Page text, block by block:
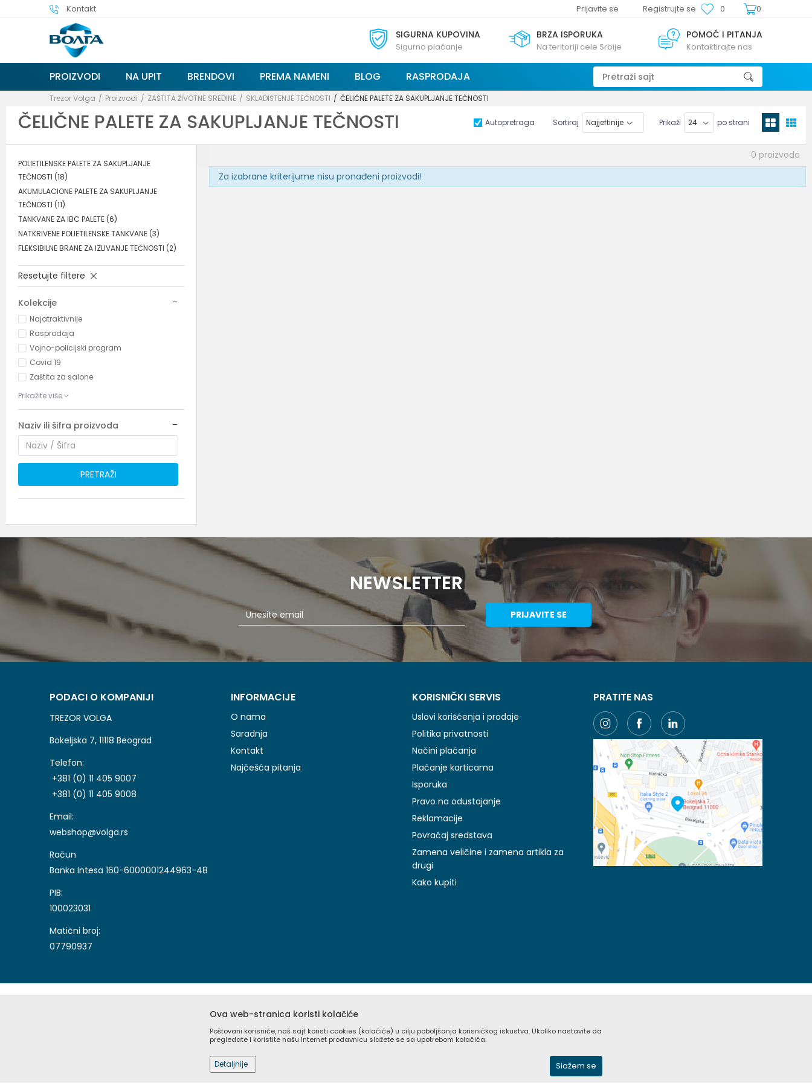
Kontakt 0
0
Prijavite se Registrujte se
SIGURNA KUPOVINA
Sigurno plaćanje
BRZA ISPORUKA
Na teritoriji cele Srbije
POMOĆ I PITANJA
Kontaktirajte nas
PROIZVODI NA UPIT BRENDOVI PREMA NAMENI BLOG RASPRODAJA Pretraži sajt
Trezor Volga Proizvodi ZAŠTITA ŽIVOTNE SREDINE SKLADIŠTENJE TEČNOSTI ČELIČNE PALETE ZA SAKUPLJANJE TEČNOSTI
ČELIČNE PALETE ZA SAKUPLJANJE TEČNOSTI Autopretraga Sortiraj Prikaži po strani
POLIETILENSKE PALETE ZA SAKUPLJANJE
TEČNOSTI (18)
AKUMULACIONE PALETE ZA SAKUPLJANJE
TEČNOSTI (11)
TANKVANE ZA IBC PALETE (6)
NATKRIVENE POLIETILENSKE TANKVANE (3)
FLEKSIBILNE BRANE ZA IZLIVANJE TEČNOSTI (2)
Resetujte filtere
Kolekcije
Najatraktivnije
Rasprodaja
Vojno-policijski program
Covid 19
Zaštita za salone
Prikažite više
Naziv ili šifra proizvoda
PRETRAŽI
0 proizvoda
Za izabrane kriterijume nisu pronađeni proizvodi!
NEWSLETTER
PRIJAVITE SE
PODACI O KOMPANIJI
TREZOR VOLGA
Bokeljska 7, 11118 Beograd
Telefon:
+381 (0) 11 405 9007
+381 (0) 11 405 9008
Email:
webshop@volga.rs
Račun
Banka Intesa 160-6000001244963-48
PIB:
100023031
Matični broj:
07790937
INFORMACIJE
O nama
Saradnja
Kontakt
Najčešća pitanja
KORISNIČKI SERVIS
Uslovi korišćenja i prodaje
Politika privatnosti
Načini plaćanja
Plaćanje karticama
Isporuka
Pravo na odustajanje
Reklamacije
Povraćaj sredstava
Zamena veličine i zamena artikla za
drugi
Kako kupiti
PRATITE NAS
Nastojimo da budemo što precizniji u opisu proizvoda, prikazu slika i samih cena, ali ne možemo garantovati da su sve informacije kompletne i bez grešaka. Svi artikli prikazani na
sajtu su deo naše ponude i ne podrazumeva da su dostupni u svakom trenutku. Raspoloživost robe možete proveriti besplatnim pozivom Call Centra na +381 (0) 11 405 9007 / +381
Ova web-stranica koristi kolačiće
Poštovani korisniče, naš sajt koristi cookies (kolačiće) u cilju poboljšanja korisničkog iskustva. Ukoliko nastavite da
pregledate i koristite našu Internet prodavnicu slažete se sa upotrebom kolačića.
Detaljnije Slažem se